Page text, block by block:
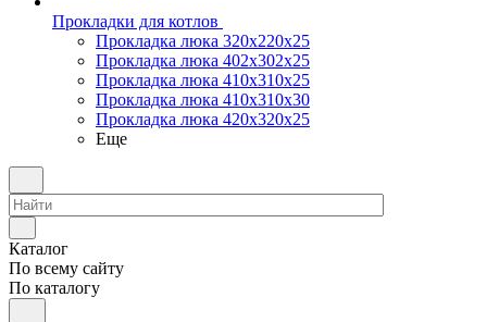
Прокладки для котлов
Прокладка люка 320x220x25
Прокладка люка 402x302x25
Прокладка люка 410x310x25
Прокладка люка 410х310х30
Прокладка люка 420x320x25
Еще
Каталог
По всему сайту
По каталогу